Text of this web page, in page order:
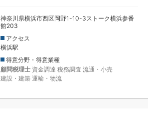
神奈川県横浜市西区岡野1-10-3ストーク横浜参番
館203
アクセス
横浜駅
得意分野・得意業種
顧問税理士 資金調達 税務調査 流通・小売
建設・建築 運輸・物流